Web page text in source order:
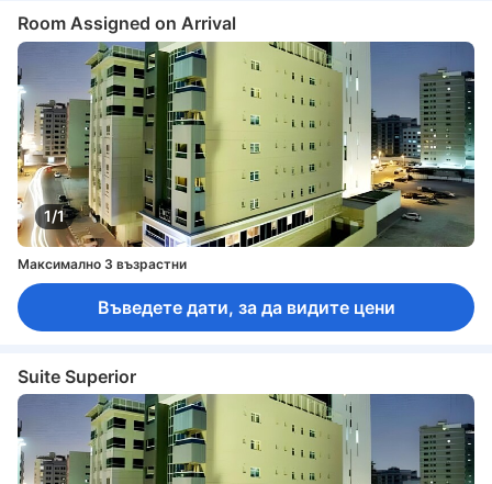
Room Assigned on Arrival
1/1
Максимално 3 възрастни
Въведете дати, за да видите цени
Suite Superior